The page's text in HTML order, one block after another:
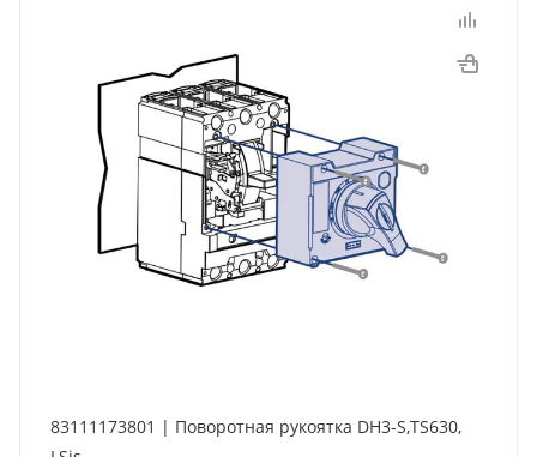
83111173801 | Поворотная рукоятка DH3-S,TS630,